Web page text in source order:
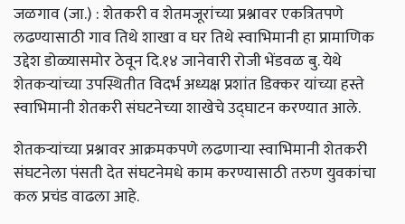
जळगाव (जा.) : शेतकरी व शेतमजूरांच्या प्रश्नावर एकत्रितपणे
लढण्यासाठी गाव तिथे शाखा व घर तिथे स्वाभिमानी हा प्रामाणिक
उद्देश डोळ्यासमोर ठेवून दि.१४ जानेवारी रोजी भेंडवळ बु. येथे
शेतकऱ्यांच्या उपस्थितीत विदर्भ अध्यक्ष प्रशांत डिक्कर यांच्या हस्ते
स्वाभिमानी शेतकरी संघटनेच्या शाखेचे उद्घाटन करण्यात आले.
शेतकऱ्यांच्या प्रश्नावर आक्रमकपणे लढणाऱ्या स्वाभिमानी शेतकरी
संघटनेला पंसती देत संघटनेमधे काम करण्यासाठी तरुण युवकांचा
कल प्रचंड वाढला आहे.